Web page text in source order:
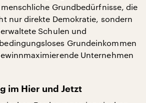
Grundbedürfnisse, die
nur direkte Demokratie, sondern
Schulen und
Grundeinkommen
Unternehmen
im Hier und Jetzt